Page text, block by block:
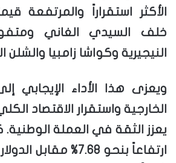
خلف السيدي الغاني
النيجيرية وكواشا زامبيا والشلن
ويعزى هذا الأداء الإيجابي إلى
الخارجية واستقرار الاقتصاد
يعزز الثقة في العملة
ارتفاعاً بنحو 7.68%